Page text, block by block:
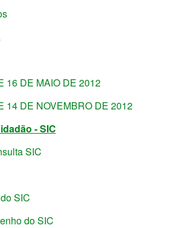
16 DE MAIO DE 2012
14 DE NOVEMBRO DE 2012
- SIC
SIC
SIC
do SIC